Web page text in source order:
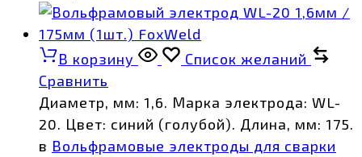
В корзину
Список желаний
Сравнить
Диаметр, мм: 1,6. Марка электрода: WL-
20. Цвет: синий (голубой). Длина, мм: 175.
в Вольфрамовые электроды для сварки